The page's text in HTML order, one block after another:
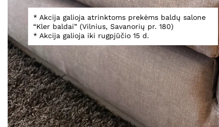
* Akcija galioja atrinktoms prekėms baldų salone
“Kler baldai” (Vilnius, Savanorių pr. 180)
* Akcija galioja iki rugpjūčio 15 d.
Spustelėkite, norėdami padidinti
Informacija